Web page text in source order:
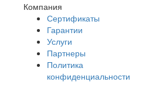
Компания
Сертификаты
Гарантии
Услуги
Партнеры
Политика
конфиденциальности